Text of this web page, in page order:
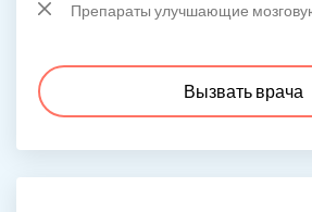
Препараты улучшающие
Вызвать врача